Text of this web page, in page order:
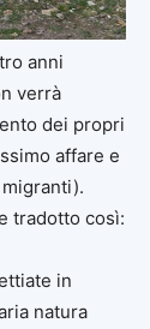
anni
verrà
dei propri
affare e
tradotto così:
in
natura